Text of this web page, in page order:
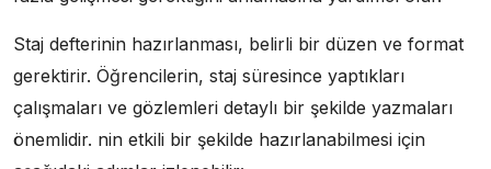
Staj defterinin hazırlanması, belirli bir düzen ve format
gerektirir. Öğrencilerin, staj süresince yaptıkları
çalışmaları ve gözlemleri detaylı bir şekilde yazmaları
önemlidir. nin etkili bir şekilde hazırlanabilmesi için